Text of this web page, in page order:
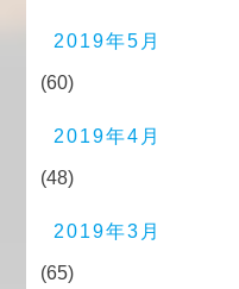
2019年5月
(60)
2019年4月
(48)
2019年3月
(65)